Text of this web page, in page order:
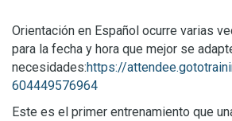
Orientación en Español ocurre varias
para la fecha y hora que mejor se
necesidades:https://
604449576964
Este es el primer entrenamiento que